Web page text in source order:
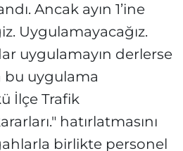
Ancak ayın 1’ine
Uygulamayacağız.
uygulamayın derlerse
bu uygulama
İlçe Trafik
hatırlatmasını
birlikte personel